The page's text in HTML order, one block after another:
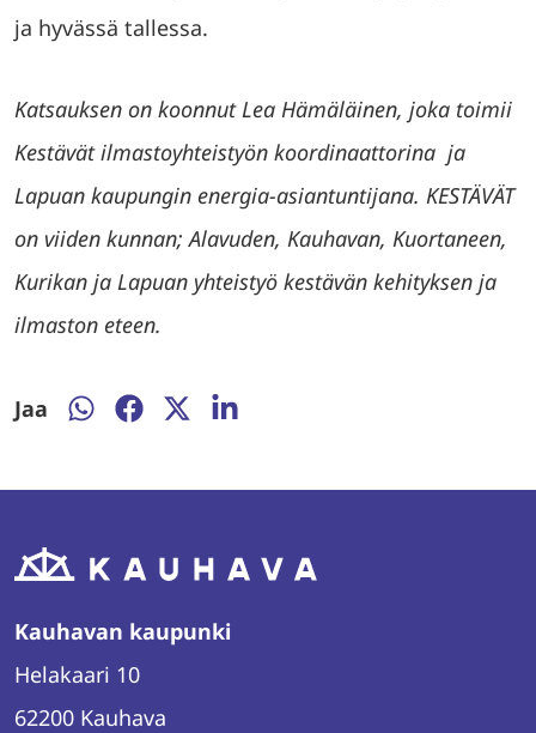
ja hyvässä tallessa.
Katsauksen on koonnut Lea Hämäläinen, joka toimii
Kestävät ilmastoyhteistyön koordinaattorina ja
Lapuan kaupungin energia-asiantuntijana. KESTÄVÄT
on viiden kunnan; Alavuden, Kauhavan, Kuortaneen,
Kurikan ja Lapuan yhteistyö kestävän kehityksen ja
ilmaston eteen.
Jaa
Jaa
Jaa
Jaa
Jaa
Kauhavan kaupunki
Helakaari 10
62200 Kauhava